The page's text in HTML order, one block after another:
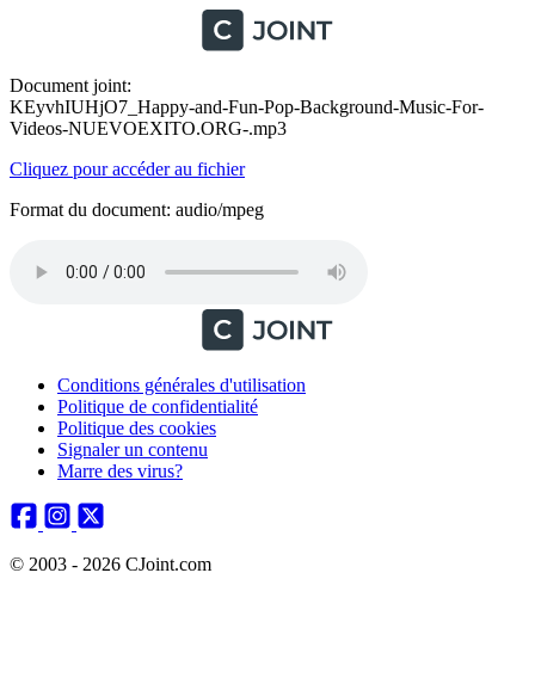
Document joint:
KEyvhIUHjO7_Happy-and-Fun-Pop-Background-Music-For-
Videos-NUEVOEXITO.ORG-.mp3
Cliquez pour accéder au fichier
Format du document: audio/mpeg
Conditions générales d'utilisation
Politique de confidentialité
Politique des cookies
Signaler un contenu
Marre des virus?
© 2003 - 2026 CJoint.com